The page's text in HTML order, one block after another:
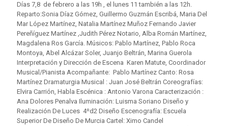
Días 7,8 de febrero a las 19h , el lunes 11 también a las 12h.
Reparto:Sonia Díaz Gómez, Guillermo Guzmán Escribá, Maria Del
Mar López Martínez, Natalia Martínez Muñoz Fernando Javier
Pereñíguez Martínez ,Judith Pérez Notario, Alba Román Martínez,
Magdalena Ros García. Músicos: Pablo Martínez, Pablo Roca
Montoya, Abel Alcázar Soler, Juanjo Beltrán, Marina Guerola
Interpretación y Dirección de Escena Karen Matute, Coordinador
Musical/Pianista Acompañante: Pablo Martínez Canto: Rosa
Martínez Dramaturgia Musical : Juan José Beltrán Coreografías:
Elvira Carrión, Habla Escénica : Antonio Varona Caracterización :
Ana Dolores Penalva Iluminación: Luisma Soriano Diseño y
Realización De Luces 4ºd2 Diseño Escenografía: Escuela
Superior De Diseño De Murcia Cartel: Ximo Candel